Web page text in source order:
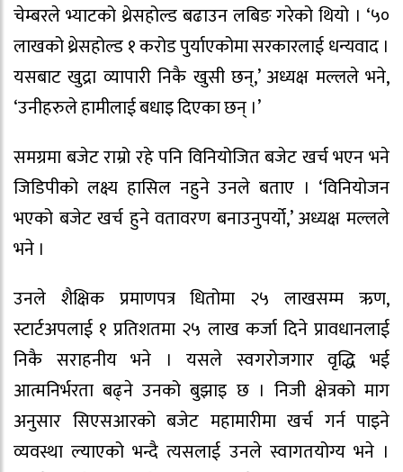
चेम्बरले भ्याटको थ्रेसहोल्ड बढाउन लबिङ गरेको थियो । ‘५०
लाखको थ्रेसहोल्ड १ करोड पुर्याएकोमा सरकारलाई धन्यवाद ।
यसबाट खुद्रा व्यापारी निकै खुसी छन्,’ अध्यक्ष मल्लले भने,
‘उनीहरुले हामीलाई बधाइ दिएका छन् ।’
समग्रमा बजेट राम्रो रहे पनि विनियोजित बजेट खर्च भएन भने
जिडिपीको लक्ष्य हासिल नहुने उनले बताए । ‘विनियोजन
भएको बजेट खर्च हुने वतावरण बनाउनुपर्यो,’ अध्यक्ष मल्लले
भने ।
उनले शैक्षिक प्रमाणपत्र धितोमा २५ लाखसम्म ऋण,
स्टार्टअपलाई १ प्रतिशतमा २५ लाख कर्जा दिने प्रावधानलाई
निकै सराहनीय भने । यसले स्वगरोजगार वृद्धि भई
आत्मनिर्भरता बढ्ने उनको बुझाइ छ । निजी क्षेत्रको माग
अनुसार सिएसआरको बजेट महामारीमा खर्च गर्न पाइने
व्यवस्था ल्याएको भन्दै त्यसलाई उनले स्वागतयोग्य भने ।